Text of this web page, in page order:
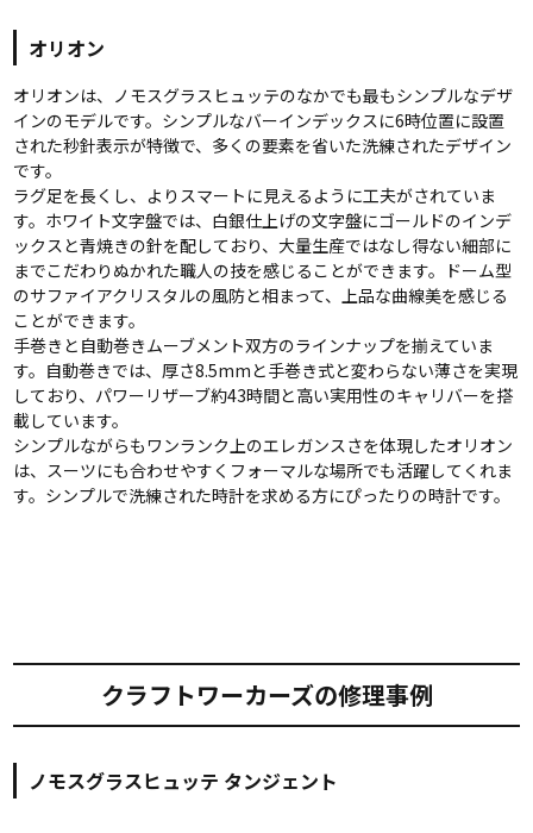
オリオン
オリオンは、ノモスグラスヒュッテのなかでも最もシンプルなデザ
インのモデルです。シンプルなバーインデックスに6時位置に設置
された秒針表示が特徴で、多くの要素を省いた洗練されたデザイン
です。
ラグ足を長くし、よりスマートに見えるように工夫がされていま
す。ホワイト文字盤では、白銀仕上げの文字盤にゴールドのインデ
ックスと青焼きの針を配しており、大量生産ではなし得ない細部に
までこだわりぬかれた職人の技を感じることができます。ドーム型
のサファイアクリスタルの風防と相まって、上品な曲線美を感じる
ことができます。
手巻きと自動巻きムーブメント双方のラインナップを揃えていま
す。自動巻きでは、厚さ8.5mmと手巻き式と変わらない薄さを実現
しており、パワーリザーブ約43時間と高い実用性のキャリバーを搭
載しています。
シンプルながらもワンランク上のエレガンスさを体現したオリオン
は、スーツにも合わせやすくフォーマルな場所でも活躍してくれま
す。シンプルで洗練された時計を求める方にぴったりの時計です。
クラフトワーカーズの修理事例
ノモスグラスヒュッテ タンジェント